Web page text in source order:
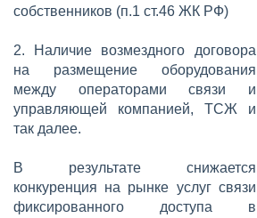
собственников (п.1 ст.46 ЖК РФ)
2. Наличие возмездного договора
на размещение оборудования
между операторами связи и
управляющей компанией, ТСЖ и
так далее.
В результате снижается
конкуренция на рынке услуг связи
фиксированного доступа в